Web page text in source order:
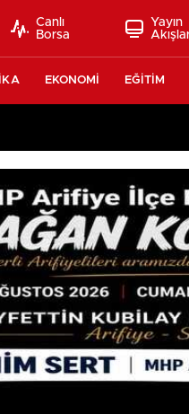
Canlı
Borsa
Yayın
EKONOMİ EĞİTİM